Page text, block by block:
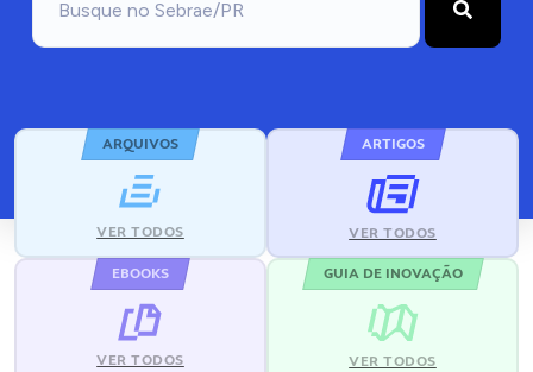
ARQUIVOS
VER TODOS
ARTIGOS
VER TODOS
EBOOKS
VER TODOS
GUIA DE INOVAÇÃO
VER TODOS